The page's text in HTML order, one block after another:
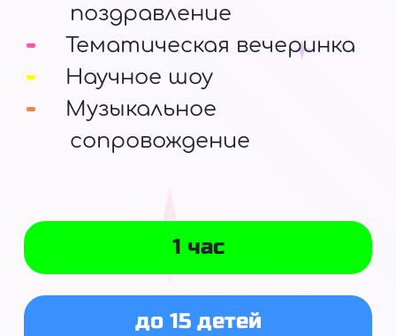
поздравление
Тематическая вечеринка
Научное шоу
Музыкальное
сопровождение
1 час
до 15 детей